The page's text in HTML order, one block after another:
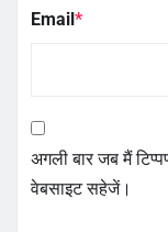
Email *
अगली बार जब मैं
वेबसाइट सहेजें।